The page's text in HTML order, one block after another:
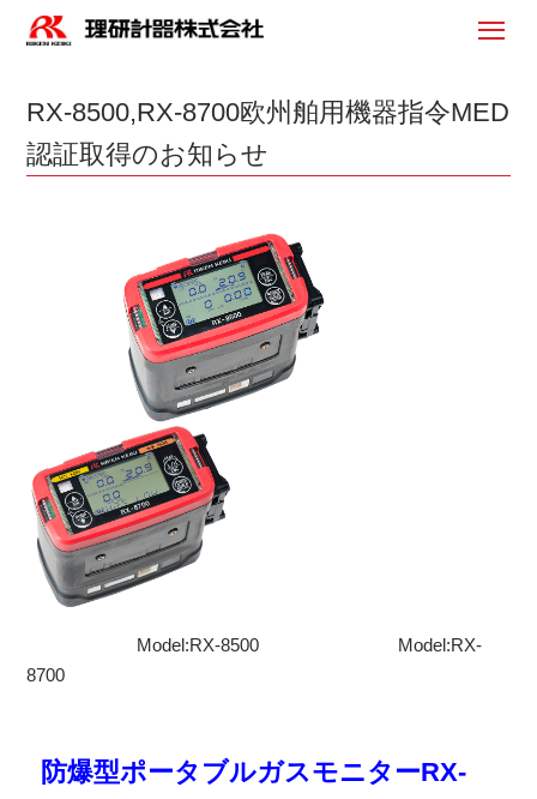
RX-8500,RX-8700欧州舶用機器指令MED
認証取得のお知らせ
Model:RX-8500 Model:RX-
8700
防爆型ポータブルガスモニターRX-